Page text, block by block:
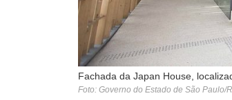
Fachada da Japan House,
Foto: Governo do Estado de São Paulo/